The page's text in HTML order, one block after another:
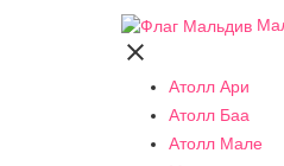

Атолл Ари
Атолл Баа
Атолл Мале